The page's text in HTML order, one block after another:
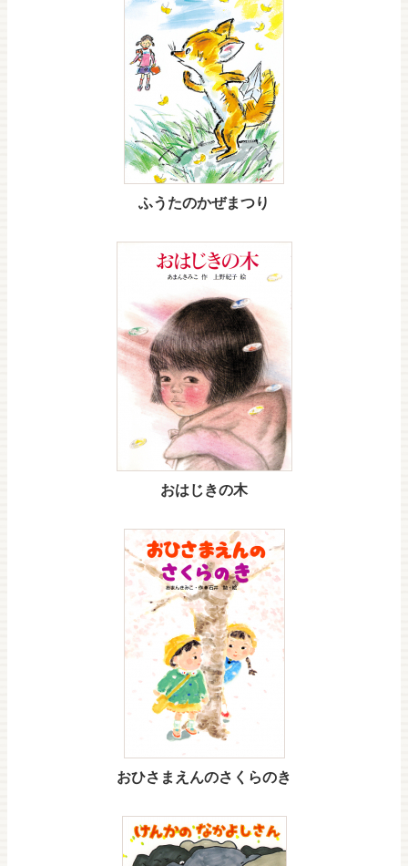
ふうたのかぜまつり
おはじきの木
おひさまえんのさくらのき